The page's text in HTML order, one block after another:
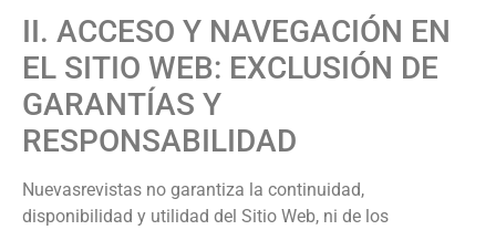
II. ACCESO Y NAVEGACIÓN EN
EL SITIO WEB: EXCLUSIÓN DE
GARANTÍAS Y
RESPONSABILIDAD
Nuevasrevistas no garantiza la continuidad,
disponibilidad y utilidad del Sitio Web, ni de los